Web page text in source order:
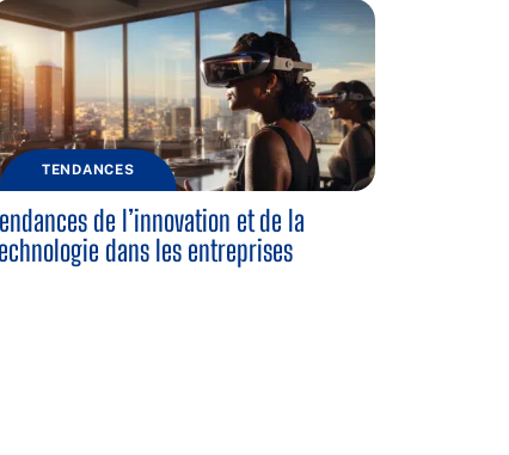
TENDANCES
de l’innovation et de la
dans les entreprises